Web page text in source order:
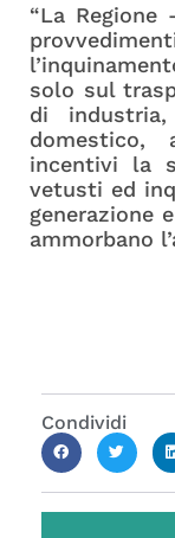
“La
solo sul
di
domestico,
incentivi la
vetusti ed
generazione
ammorbano
Condividi